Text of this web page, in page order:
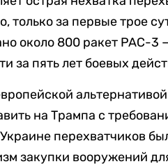
только за первые трое
около 800 ракет PAC-3
за пять лет боевых
на Трампа с
перехватчиков
закупки вооружений